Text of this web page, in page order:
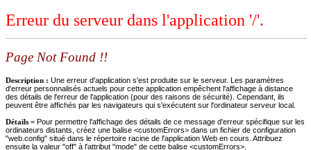
Erreur du serveur dans l'application '/'.
Page Not Found !!
Description : Une erreur d'application s'est produite sur le serveur. Les paramètres
d'erreur personnalisés actuels pour cette application empêchent l'affichage à distance
des détails de l'erreur de l'application (pour des raisons de sécurité). Cependant, ils
peuvent être affichés par les navigateurs qui s'exécutent sur l'ordinateur serveur local.
Détails = Pour permettre l'affichage des détails de ce message d'erreur spécifique sur les
ordinateurs distants, créez une balise <customErrors> dans un fichier de configuration
"web.config" situé dans le répertoire racine de l'application Web en cours. Attribuez
ensuite la valeur "off" à l'attribut "mode" de cette balise <customErrors>.